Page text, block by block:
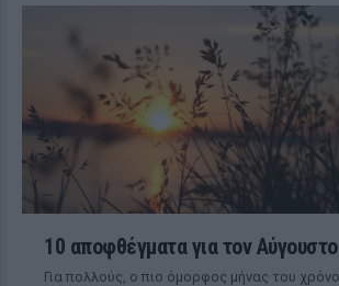
10 αποφθέγματα για τον Αύγουστο
Για πολλούς, ο πιο όμορφος μήνας του